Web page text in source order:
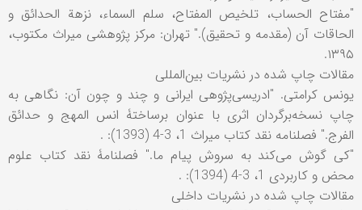
"مفتاح الحساب، تلخیص المفتاح، سلم السماء، نزهة الحدائق و
الحاقات آن (مقدمه و تحقیق)." تهران: مرکز پژوهشی میراث مکتوب،
۱۳۹۵.
مقالات چاپ شده در نشریات بین‌المللی
یونس کرامتی. "ادریسی‌پژوهی ایرانی و چند و چون آن: نگاهی به
چاپ نسخه‌برگردان اثری با عنوان برساختۀ انس المهج و حدائق
الفرج." فصلنامه نقد کتاب میراث 1، 3-4 (1393): .
"کی گوش می‌کند به سروش پیام ما." فصلنامۀ نقد کتاب علوم
محض و کاربردی 1، 3-4 (1394): .
مقالات چاپ شده در نشریات داخلی